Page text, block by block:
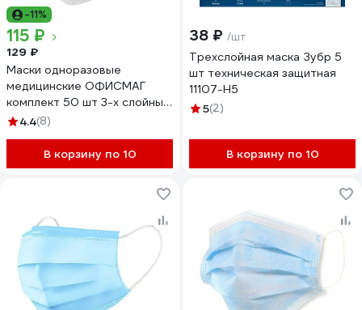
-11%
115 ₽
129 ₽
Маски одноразовые
медицинские ОФИСМАГ
комплект 50 шт 3-х слойные
белые, фильтр Смс,
48761 631501
4.4(8)
В корзину по 10
38 ₽ /шт
Трехслойная маска Зубр 5
шт техническая защитная
11107-H5
5(2)
В корзину по 10